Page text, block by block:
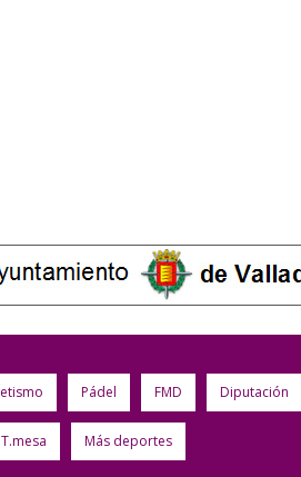
Pádel FMD Diputación
T.mesa Más deportes